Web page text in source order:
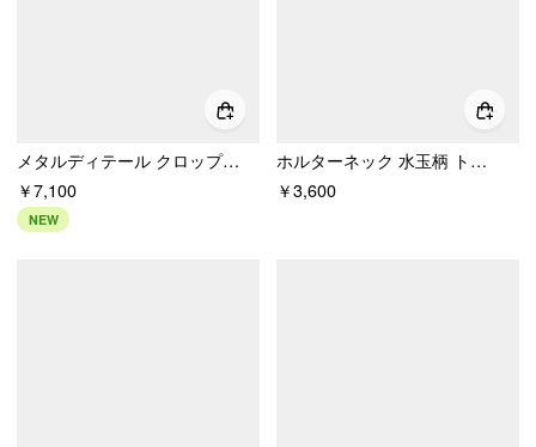
メタルディテール クロップトップ＆キャミソール
￥7,100
NEW
ホルターネック 水玉柄 トップ & Vネック 長袖トップ
￥3,600